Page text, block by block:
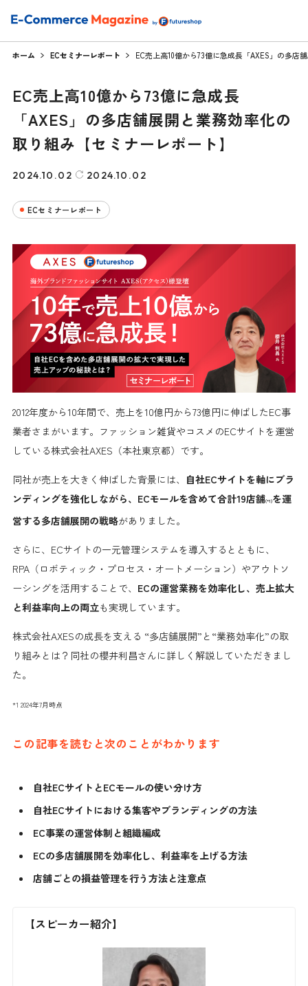
ホーム ECセミナーレポート EC売上高10億から73億に急成長「AXES」の多店
EC売上高10億から73億に急成長
「AXES」の多店舗展開と業務効率化の
取り組み【セミナーレポート】
2024.10.02 2024.10.02
ECセミナーレポート
2012年度から10年間で、売上を10億円から73億円に伸ばしたEC事
業者さまがいます。ファッション雑貨やコスメのECサイトを運営
している株式会社AXES（本社東京都）です。
同社が売上を大きく伸ばした背景には、 自社ECサイトを軸にブラ
ンディングを強化しながら、ECモールを含めて合計19店舗(*1)を運
営する多店舗展開の戦略がありました。
さらに、ECサイトの一元管理システムを導入するとともに、
RPA（ロボティック・プロセス・オートメーション）やアウトソ
ーシングを活用することで、 ECの運営業務を効率化し、売上拡大
と利益率向上の両立も実現しています。
株式会社AXESの成長を支える “多店舗展開”と“業務効率化”の取
り組みとは？同社の櫻井利昌さんに詳しく解説していただきまし
た。
*1 2024年7月時点
この記事を読むと次のことがわかります
自社ECサイトとECモールの使い分け方
自社ECサイトにおける集客やブランディングの方法
EC事業の運営体制と組織編成
ECの多店舗展開を効率化し、利益率を上げる方法
店舗ごとの損益管理を行う方法と注意点
【スピーカー紹介】